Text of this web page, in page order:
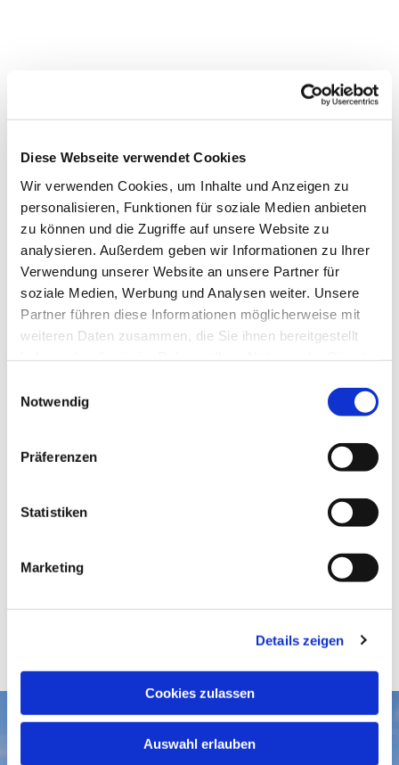
Diese Webseite verwendet Cookies
Wir verwenden Cookies, um Inhalte und Anzeigen zu
personalisieren, Funktionen für soziale Medien anbieten
zu können und die Zugriffe auf unsere Website zu
analysieren. Außerdem geben wir Informationen zu Ihrer
Verwendung unserer Website an unsere Partner für
soziale Medien, Werbung und Analysen weiter. Unsere
Partner führen diese Informationen möglicherweise mit
weiteren Daten zusammen, die Sie ihnen bereitgestellt
Notwendig
Präferenzen
Statistiken
Marketing
Details zeigen
Cookies zulassen
Auswahl erlauben
Dies könnte Sie auch interessieren